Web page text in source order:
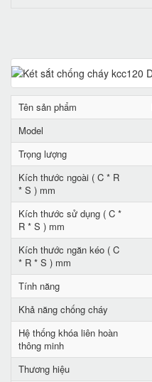
Tên sản phẩm
Model
Trọng lượng
Kích thước ngoài ( C * R
* S ) mm
Kích thước sử dụng ( C *
R * S ) mm
Kích thước ngăn kéo ( C
* R * S ) mm
Tính năng
Khả năng chống cháy
Hệ thống khóa liên hoàn
thông minh
Thương hiệu